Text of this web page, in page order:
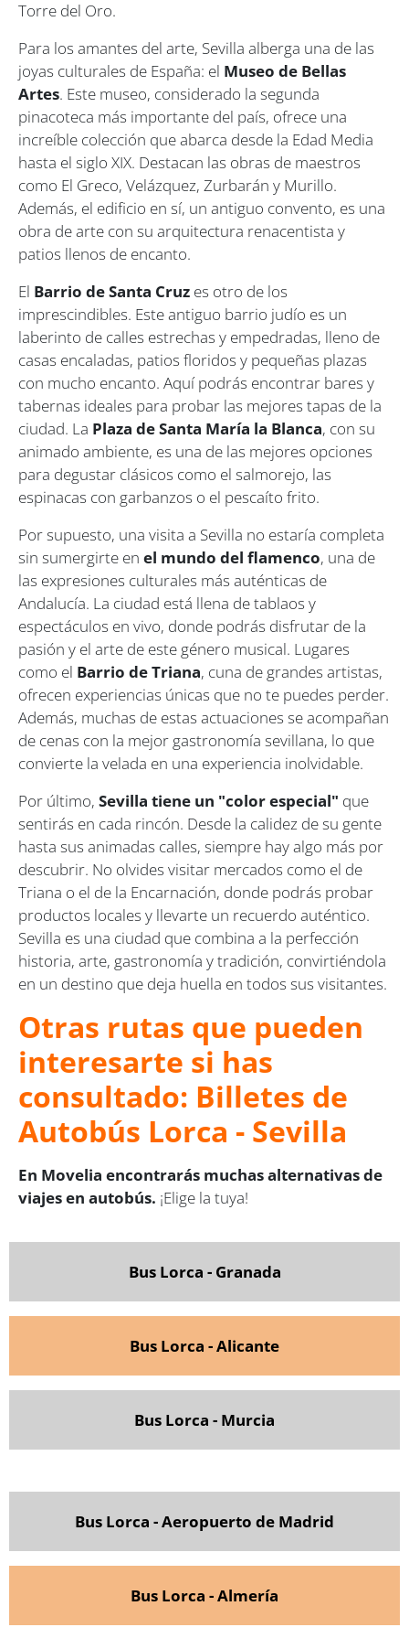
Torre del Oro.
Para los amantes del arte, Sevilla alberga una de las
joyas culturales de España: el Museo de Bellas
Artes. Este museo, considerado la segunda
pinacoteca más importante del país, ofrece una
increíble colección que abarca desde la Edad Media
hasta el siglo XIX. Destacan las obras de maestros
como El Greco, Velázquez, Zurbarán y Murillo.
Además, el edificio en sí, un antiguo convento, es una
obra de arte con su arquitectura renacentista y
patios llenos de encanto.
El Barrio de Santa Cruz es otro de los
imprescindibles. Este antiguo barrio judío es un
laberinto de calles estrechas y empedradas, lleno de
casas encaladas, patios floridos y pequeñas plazas
con mucho encanto. Aquí podrás encontrar bares y
tabernas ideales para probar las mejores tapas de la
ciudad. La Plaza de Santa María la Blanca, con su
animado ambiente, es una de las mejores opciones
para degustar clásicos como el salmorejo, las
espinacas con garbanzos o el pescaíto frito.
Por supuesto, una visita a Sevilla no estaría completa
sin sumergirte en el mundo del flamenco, una de
las expresiones culturales más auténticas de
Andalucía. La ciudad está llena de tablaos y
espectáculos en vivo, donde podrás disfrutar de la
pasión y el arte de este género musical. Lugares
como el Barrio de Triana, cuna de grandes artistas,
ofrecen experiencias únicas que no te puedes perder.
Además, muchas de estas actuaciones se acompañan
de cenas con la mejor gastronomía sevillana, lo que
convierte la velada en una experiencia inolvidable.
Por último, Sevilla tiene un "color especial" que
sentirás en cada rincón. Desde la calidez de su gente
hasta sus animadas calles, siempre hay algo más por
descubrir. No olvides visitar mercados como el de
Triana o el de la Encarnación, donde podrás probar
productos locales y llevarte un recuerdo auténtico.
Sevilla es una ciudad que combina a la perfección
historia, arte, gastronomía y tradición, convirtiéndola
en un destino que deja huella en todos sus visitantes.
Otras rutas que pueden
interesarte si has
consultado: Billetes de
Autobús Lorca - Sevilla
En Movelia encontrarás muchas alternativas de
viajes en autobús. ¡Elige la tuya!
Bus Lorca - Granada
Bus Lorca - Alicante
Bus Lorca - Murcia
Bus Lorca - Aeropuerto de Madrid
Bus Lorca - Almería